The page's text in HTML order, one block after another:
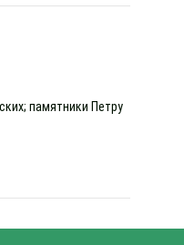
памятники Петру